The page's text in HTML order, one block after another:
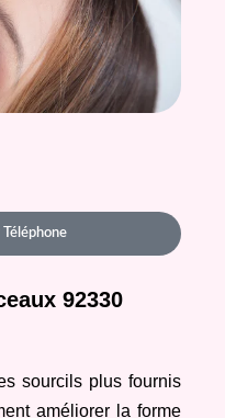
92330
sourcils plus fournis
améliorer la forme